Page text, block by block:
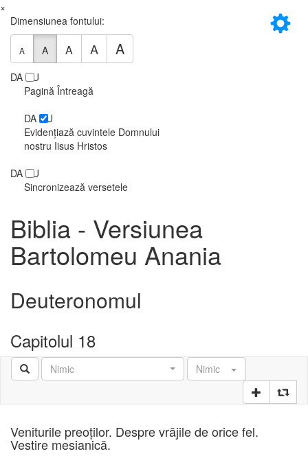
×
Dimensiunea fontului:
A A A A A
DA NU
Pagină Întreagă
DA NU
Evidențiază cuvintele Domnului
nostru Iisus Hristos
DA NU
Sincronizează versetele
Biblia - Versiunea
Bartolomeu Anania
Deuteronomul
Capitolul 18
Nimic Nimic
Veniturile preoţilor. Despre vrăjile de orice fel.
Vestire mesianică.